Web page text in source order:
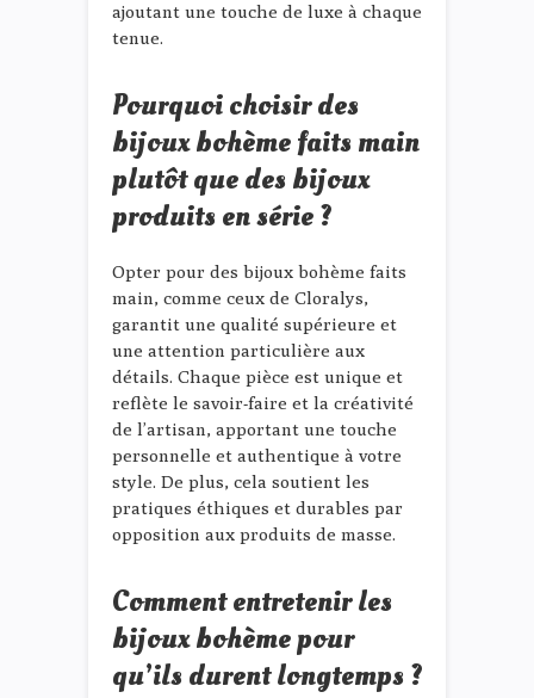
ajoutant une touche de luxe à chaque
tenue.
Pourquoi choisir des
bijoux bohème faits main
plutôt que des bijoux
produits en série ?
Opter pour des bijoux bohème faits
main, comme ceux de Cloralys,
garantit une qualité supérieure et
une attention particulière aux
détails. Chaque pièce est unique et
reflète le savoir-faire et la créativité
de l’artisan, apportant une touche
personnelle et authentique à votre
style. De plus, cela soutient les
pratiques éthiques et durables par
opposition aux produits de masse.
Comment entretenir les
bijoux bohème pour
qu’ils durent longtemps ?